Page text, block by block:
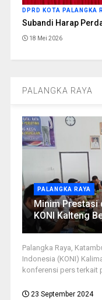
DPRD KOTA PALANGKA
Subandi Harap
18 Mei 2026
PALANGKA RAYA
PALANGKA RAYA
Minim Prestasi
KONI Kalteng
Palangka Raya,
Indonesia (KONI)
konferensi pers terkait
23 September 2024